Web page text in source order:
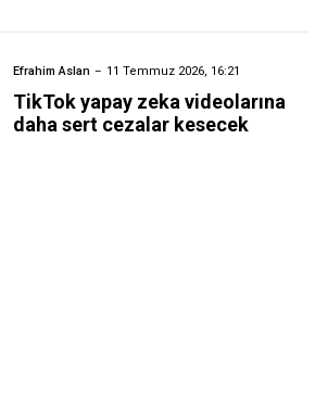
Efrahim Aslan 11 Temmuz 2026, 16:21
TikTok yapay zeka videolarına
daha sert cezalar kesecek